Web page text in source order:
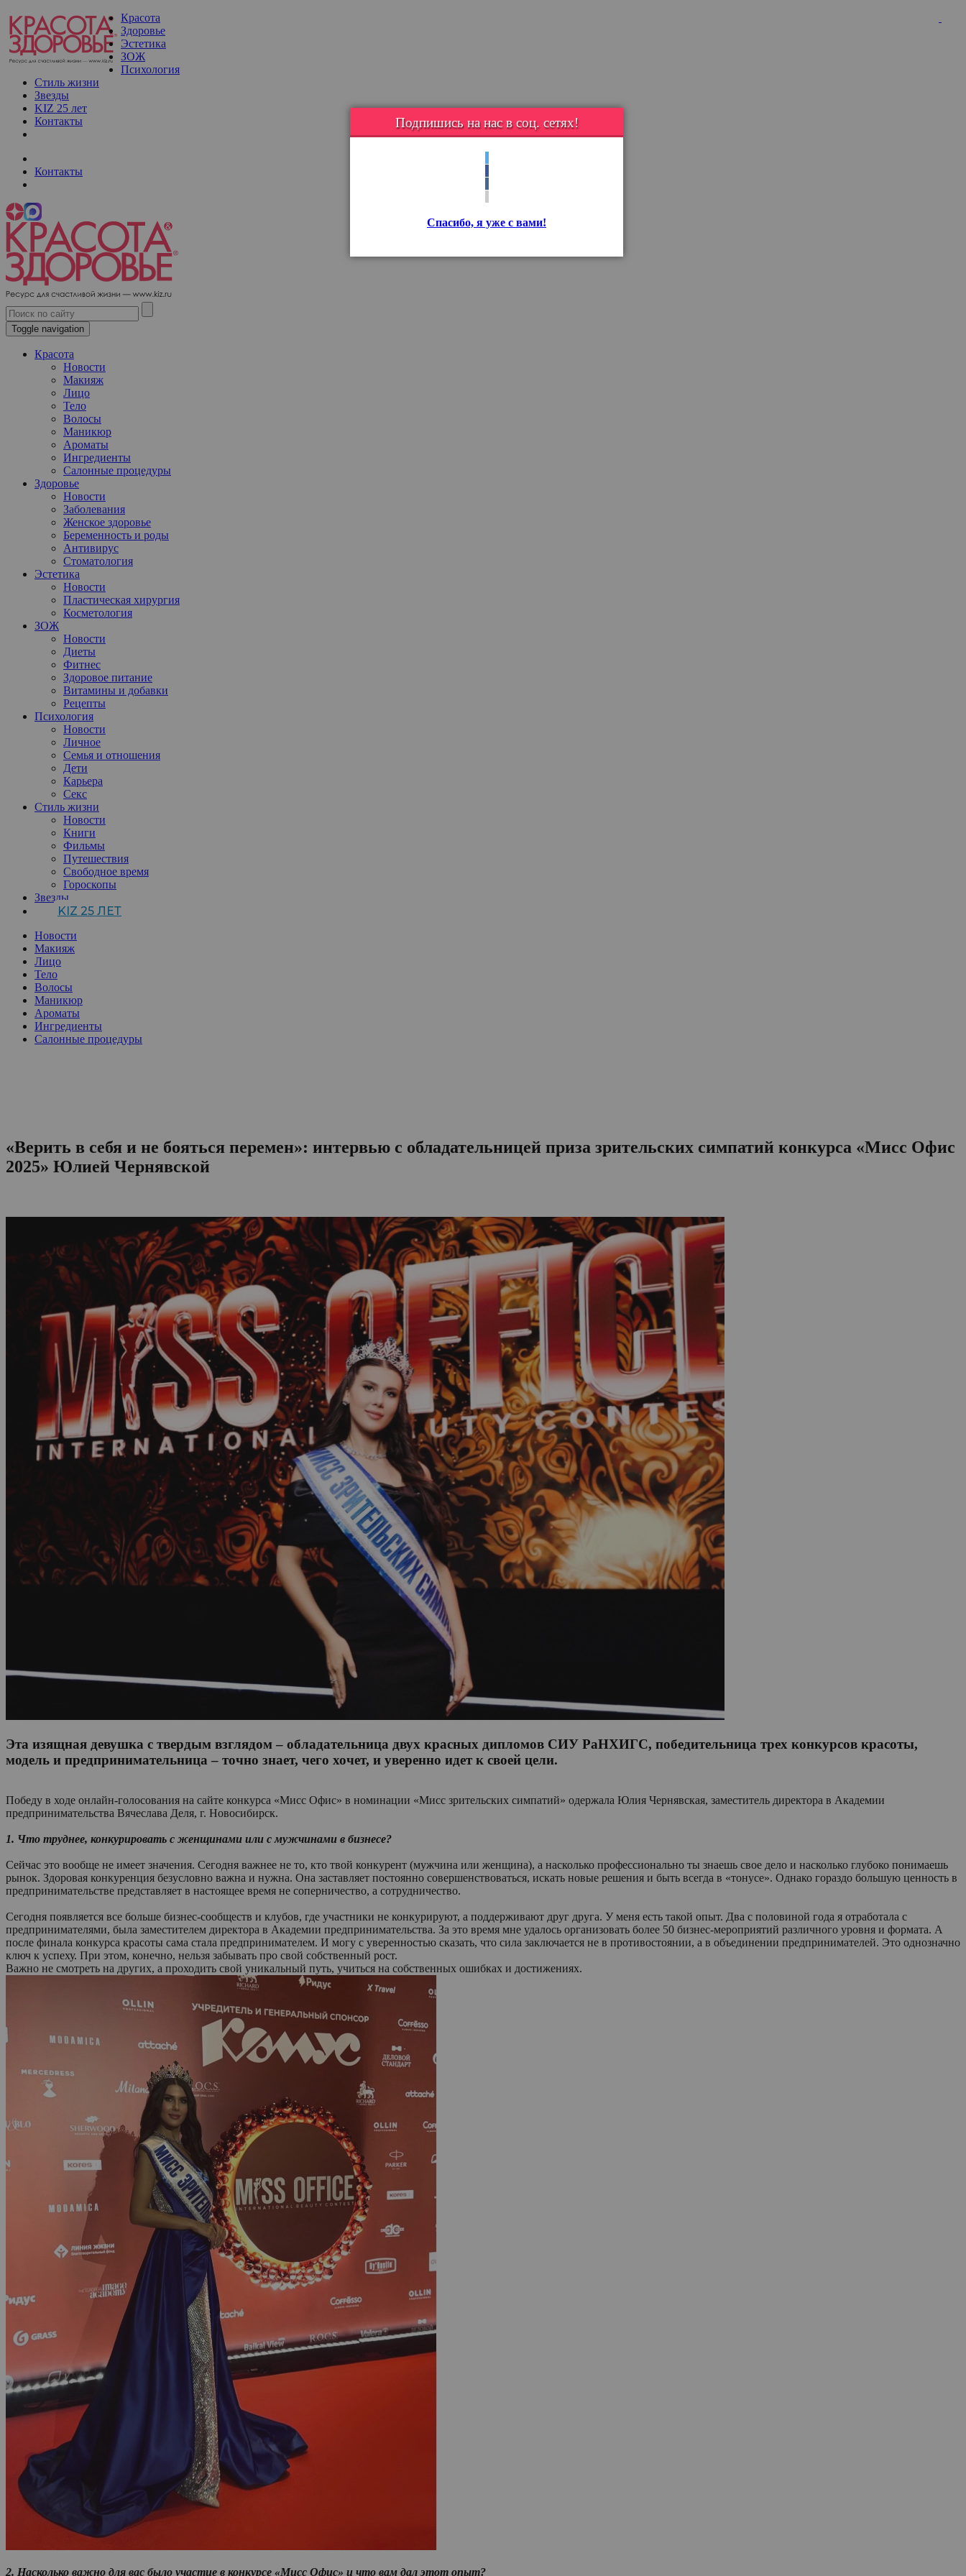
Красота
Здоровье
Эстетика
ЗОЖ
Психология
Стиль жизни
Звезды
KIZ 25 лет
Контакты
Контакты
Toggle navigation
Красота
Новости
Макияж
Лицо
Тело
Волосы
Маникюр
Ароматы
Ингредиенты
Салонные процедуры
Здоровье
Новости
Заболевания
Женское здоровье
Беременность и роды
Антивирус
Стоматология
Эстетика
Новости
Пластическая хирургия
Косметология
ЗОЖ
Новости
Диеты
Фитнес
Здоровое питание
Витамины и добавки
Рецепты
Психология
Новости
Личное
Семья и отношения
Дети
Карьера
Секс
Стиль жизни
Новости
Книги
Фильмы
Путешествия
Свободное время
Гороскопы
Звезды
KIZ 25 ЛЕТ
Новости
Макияж
Лицо
Тело
Волосы
Маникюр
Ароматы
Ингредиенты
Салонные процедуры
Подпишись на нас в соц. сетях!
Спасибо, я уже с вами!
«Верить в себя и не бояться перемен»: интервью с обладательницей приза зрительских симпатий конкурса «Мисс Офис
2025» Юлией Чернявской
Эта изящная девушка с твердым взглядом – обладательница двух красных дипломов СИУ РаНХИГС, победительница трех конкурсов красоты,
модель и предпринимательница – точно знает, чего хочет, и уверенно идет к своей цели.
Победу в ходе онлайн-голосования на сайте конкурса «Мисс Офис» в номинации «Мисс зрительских симпатий» одержала Юлия Чернявская, заместитель директора в Академии
предпринимательства Вячеслава Деля, г. Новосибирск.
1. Что труднее, конкурировать с женщинами или с мужчинами в бизнесе?
Сейчас это вообще не имеет значения. Сегодня важнее не то, кто твой конкурент (мужчина или женщина), а насколько профессионально ты знаешь свое дело и насколько глубоко понимаешь
рынок. Здоровая конкуренция безусловно важна и нужна. Она заставляет постоянно совершенствоваться, искать новые решения и быть всегда в «тонусе». Однако гораздо большую ценность в
предпринимательстве представляет в настоящее время не соперничество, а сотрудничество.
Сегодня появляется все больше бизнес-сообществ и клубов, где участники не конкурируют, а поддерживают друг друга. У меня есть такой опыт. Два с половиной года я отработала с
предпринимателями, была заместителем директора в Академии предпринимательства. За это время мне удалось организовать более 50 бизнес-мероприятий различного уровня и формата. А
после финала конкурса красоты сама стала предпринимателем. И могу с уверенностью сказать, что сила заключается не в противостоянии, а в объединении предпринимателей. Это однозначно
ключ к успеху. При этом, конечно, нельзя забывать про свой собственный рост.
Важно не смотреть на других, а проходить свой уникальный путь, учиться на собственных ошибках и достижениях.
2. Насколько важно для вас было участие в конкурсе «Мисс Офис» и что вам дал этот опыт?